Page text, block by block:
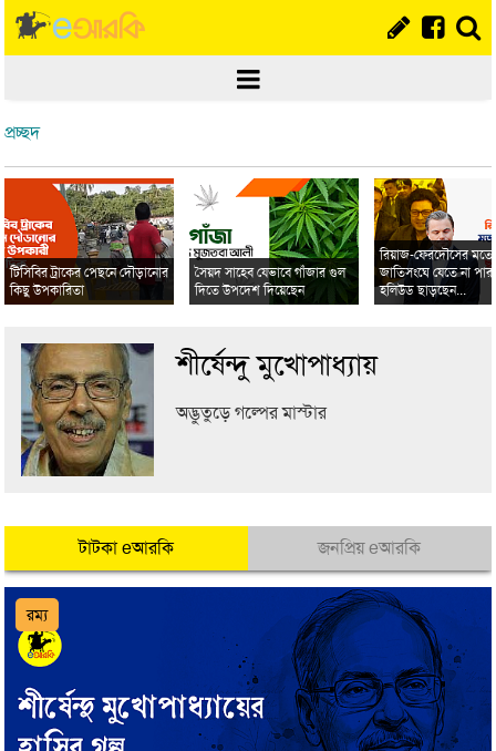
প্রচ্ছদ
টিসিবির ট্রাকের পেছনে দৌড়ানোর
কিছু উপকারিতা
সৈয়দ সাহেব যেভাবে গাঁজার গুল
দিতে উপদেশ দিয়েছেন
রিয়াজ-ফেরদৌসের মতো
জাতিসংঘে যেতে না
হলিউড ছাড়ছেন...
শীর্ষেন্দু মুখোপাধ্যায়
অদ্ভুতুড়ে গল্পের মাস্টার
জনপ্রিয় eআরকি
টাটকা eআরকি
রম্য